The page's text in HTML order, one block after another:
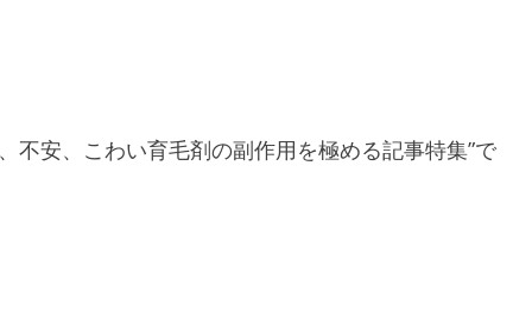
不安、こわい育毛剤の副作用を極める記事特集”で